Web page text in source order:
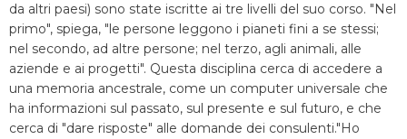
da altri paesi) sono state iscritte ai tre livelli del suo corso. "Nel
primo", spiega, "le persone leggono i pianeti fini a se stessi;
nel secondo, ad altre persone; nel terzo, agli animali, alle
aziende e ai progetti". Questa disciplina cerca di accedere a
una memoria ancestrale, come un computer universale che
ha informazioni sul passato, sul presente e sul futuro, e che
cerca di "dare risposte" alle domande dei consulenti."Ho